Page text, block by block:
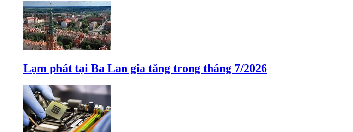
Lạm phát tại Ba Lan gia tăng trong tháng 7/2026